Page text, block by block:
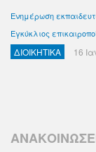
Ενημέρωση
Εγκύκλιος
ΔΙΟΙΚΗΤΙΚΑ 16